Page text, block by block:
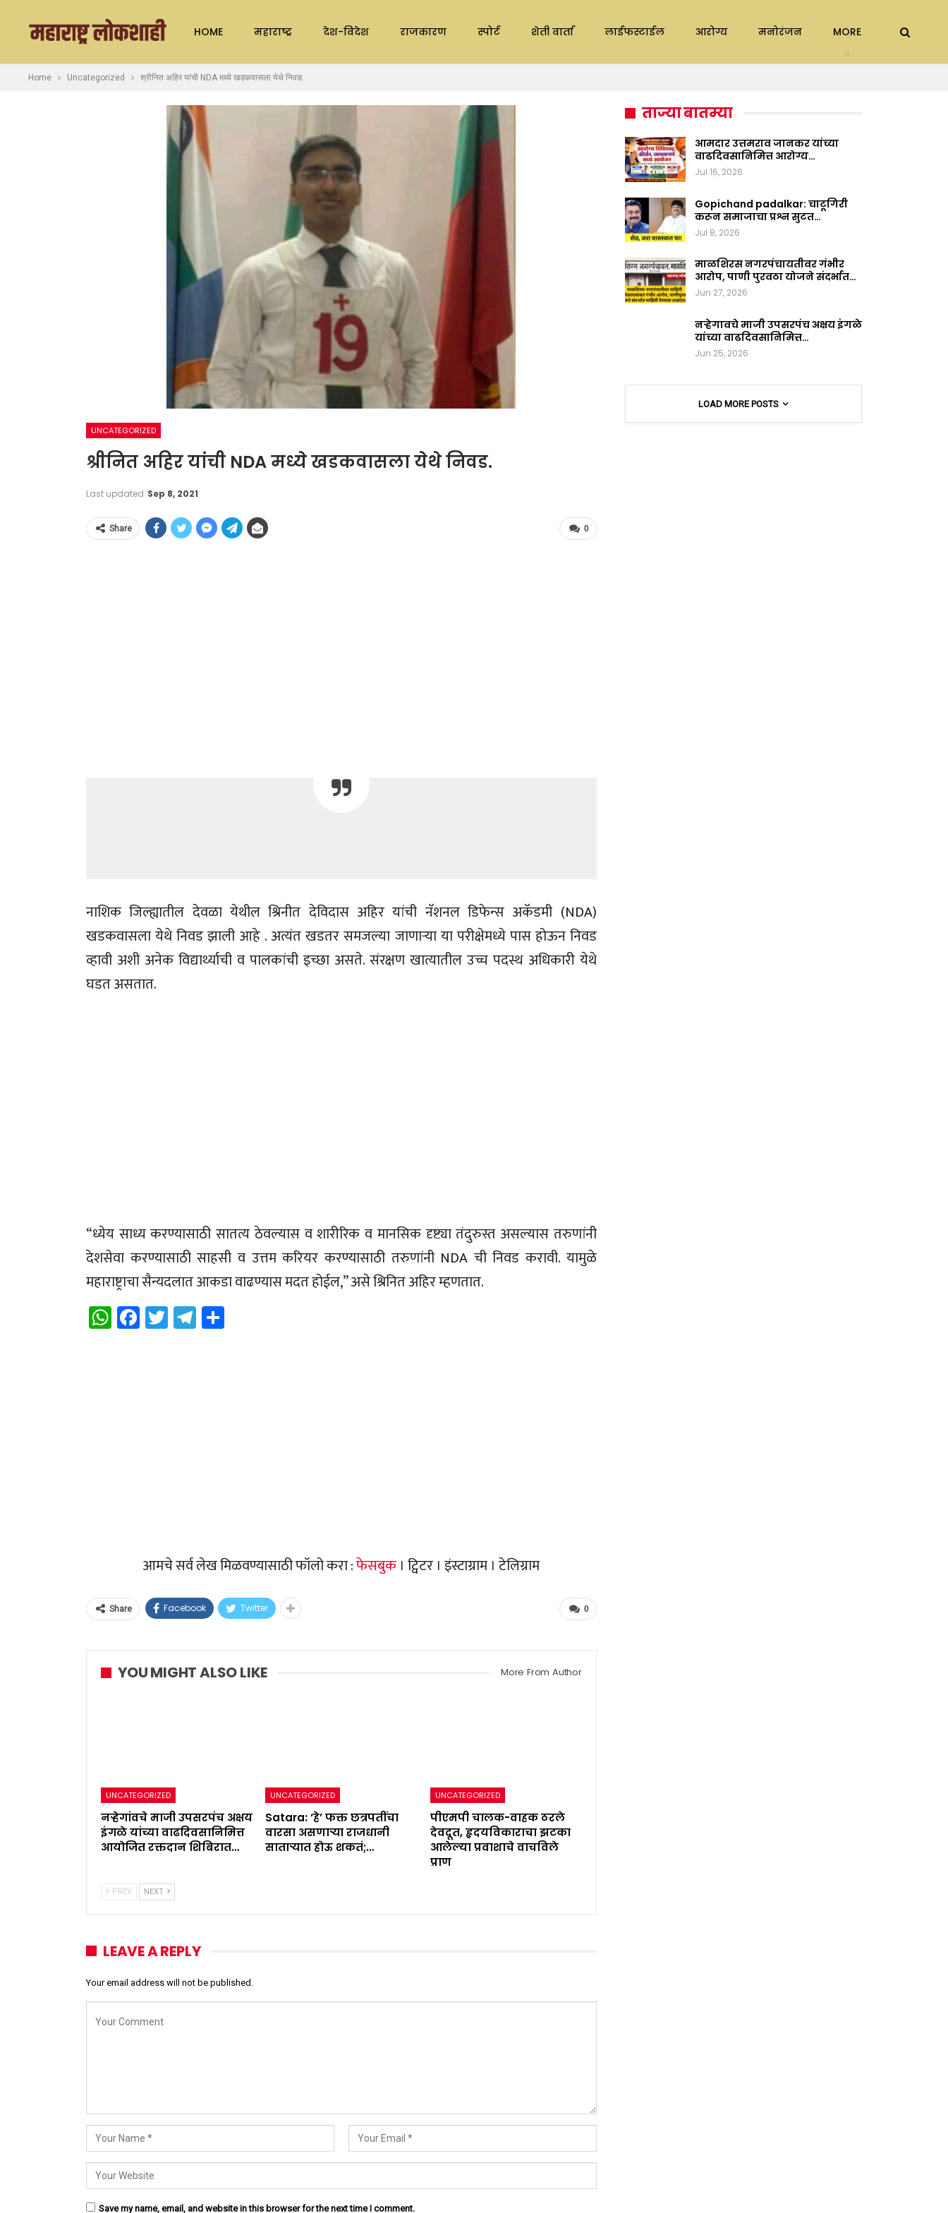
HOME महाराष्ट्र देश-विदेश राजकारण स्पोर्ट शेती वार्ता लाईफस्टाईल आरोग्य मनोरंजन MORE
Home Uncategorized श्रीनित अहिर यांची NDA मध्ये खडकवासला येथे निवड.
UNCATEGORIZED
श्रीनित अहिर यांची NDA मध्ये खडकवासला येथे निवड.
Last updated Sep 8, 2021
0
Share
नाशिक जिल्ह्यातील देवळा येथील श्रिनीत देविदास अहिर यांची नॅशनल डिफेन्स अकॅडमी (NDA)
खडकवासला येथे निवड झाली आहे . अत्यंत खडतर समजल्या जाणाऱ्या या परीक्षेमध्ये पास होऊन निवड
व्हावी अशी अनेक विद्यार्थ्याची व पालकांची इच्छा असते. संरक्षण खात्यातील उच्च पदस्थ अधिकारी येथे
घडत असतात.
“ध्येय साध्य करण्यासाठी सातत्य ठेवल्यास व शारीरिक व मानसिक दृष्ट्या तंदुरुस्त असल्यास तरुणांनी
देशसेवा करण्यासाठी साहसी व उत्तम करियर करण्यासाठी तरुणांनी NDA ची निवड करावी. यामुळे
महाराष्ट्राचा सैन्यदलात आकडा वाढण्यास मदत होईल,” असे श्रिनित अहिर म्हणतात.
WhatsApp
Facebook
TwitterTelegram
आमचे सर्व लेख मिळवण्यासाठी फॉलो करा :फेसबुक । ट्विटर । इंस्टाग्राम । टेलिग्राम
0
Share Facebook Twitter
YOU MIGHT ALSO LIKE More From Author
UNCATEGORIZED
नऱ्हेगांवचे माजी उपसरपंच अक्षय
इंगळे यांच्या वाढदिवसानिमित्त
आयोजित रक्तदान शिबिरात…
UNCATEGORIZED
Satara: ‘हे’ फक्त छत्रपतींचा
वारसा असणाऱ्या राजधानी
साताऱ्यात होऊ शकतं;…
UNCATEGORIZED
पीएमपी चालक-वाहक ठरले
देवदूत, हृदयविकाराचा झटका
आलेल्या प्रवाशाचे वाचविले
प्राण
PREV NEXT
LEAVE A REPLY
Your email address will not be published.
Save my name, email, and website in this browser for the next time I comment.
ताज्या बातम्या
आमदार उत्तमराव जानकर यांच्या
वाढदिवसानिमित्त आरोग्य…
Jul 16, 2026
Gopichand padalkar: चाटूगिरी
करून समाजाचा प्रश्न सुटत…
Jul 8, 2026
माळशिरस नगरपंचायतीवर गंभीर
आरोप, पाणी पुरवठा योजने संदर्भात…
Jun 27, 2026
नऱ्हेगावचे माजी उपसरपंच अक्षय इंगळे
यांच्या वाढदिवसानिमित्त…
Jun 25, 2026
LOAD MORE POSTS